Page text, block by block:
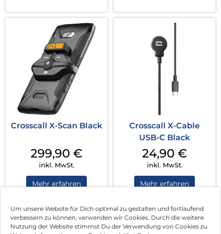
Um unsere Website für Dich optimal zu gestalten und fortlaufend
verbessern zu können, verwenden wir Cookies. Durch die weitere
Nutzung der Website stimmst Du der Verwendung von Cookies zu.
Crosscall X-Scan Black
299,90 €
inkl. MwSt.
Mehr erfahren
Crosscall X-Cable
USB-C Black
24,90 €
inkl. MwSt.
Mehr erfahren